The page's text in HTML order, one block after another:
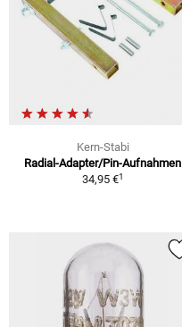
Kern-Stabi
Radial-Adapter/Pin-Aufnahmen
34,95 €1